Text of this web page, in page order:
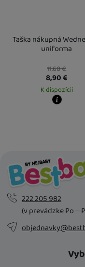
Taška nákupná
uniforma
11,60€
8,90€
K dispozícii
222 205 982
(v prevádzke Po –